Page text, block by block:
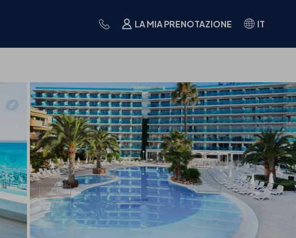
LA MIA PRENOTAZIONE IT
GASTRONOMIA FAQS